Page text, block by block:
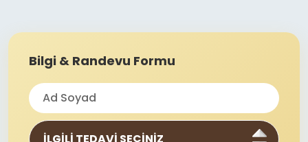
Bilgi & Randevu Formu